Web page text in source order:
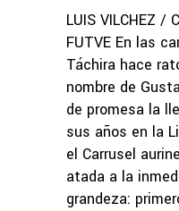
LUIS VILCHEZ /
FUTVE En las
Táchira hace
nombre de
de promesa la
sus años en la
el Carrusel
atada a la
grandeza: